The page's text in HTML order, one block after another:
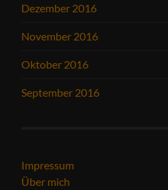
Dezember 2016
November 2016
Oktober 2016
September 2016
Impressum
Über mich